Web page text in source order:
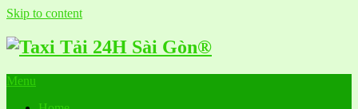
Skip to content
Menu